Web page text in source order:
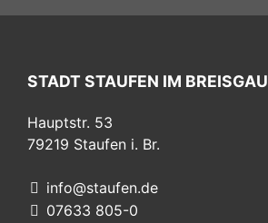
STADT STAUFEN IM BREISGAU
Hauptstr. 53
79219 Staufen i. Br.
info@staufen.de
07633 805-0